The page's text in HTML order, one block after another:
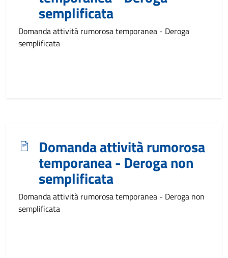
semplificata
Domanda attività rumorosa temporanea - Deroga
semplificata
Domanda attività rumorosa
temporanea - Deroga non
semplificata
Domanda attività rumorosa temporanea - Deroga non
semplificata